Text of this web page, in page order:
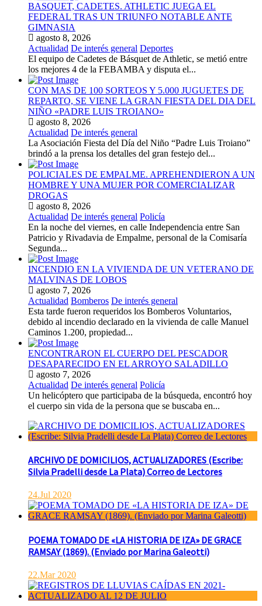
BASQUET, CADETES. ATHLETIC JUEGA EL
FEDERAL TRAS UN TRIUNFO NOTABLE ANTE
GIMNASIA
agosto 8, 2026
Actualidad De interés general Deportes
El equipo de Cadetes de Básquet de Athletic, se metió entre
los mejores 4 de la FEBAMBA y disputa el...
CON MAS DE 100 SORTEOS Y 5.000 JUGUETES DE
REPARTO, SE VIENE LA GRAN FIESTA DEL DIA DEL
NIÑO «PADRE LUIS TROIANO»
agosto 8, 2026
Actualidad De interés general
La Asociación Fiesta del Día del Niño “Padre Luis Troiano”
brindó a la prensa los detalles del gran festejo del...
POLICIALES DE EMPALME. APREHENDIERON A UN
HOMBRE Y UNA MUJER POR COMERCIALIZAR
DROGAS
agosto 8, 2026
Actualidad De interés general Policía
En la noche del viernes, en calle Independencia entre San
Patricio y Rivadavia de Empalme, personal de la Comisaría
Segunda...
INCENDIO EN LA VIVIENDA DE UN VETERANO DE
MALVINAS DE LOBOS
agosto 7, 2026
Actualidad Bomberos De interés general
Esta tarde fueron requeridos los Bomberos Voluntarios,
debido al incendio declarado en la vivienda de calle Manuel
Caminos 1.200, propiedad...
ENCONTRARON EL CUERPO DEL PESCADOR
DESAPARECIDO EN EL ARROYO SALADILLO
agosto 7, 2026
Actualidad De interés general Policía
Un helicóptero que participaba de la búsqueda, encontró hoy
el cuerpo sin vida de la persona que se buscaba en...
ARCHIVO DE DOMICILIOS, ACTUALIZADORES (Escribe:
Silvia Pradelli desde La Plata) Correo de Lectores
24.Jul 2020
POEMA TOMADO DE «LA HISTORIA DE IZA» DE GRACE
RAMSAY (1869). (Enviado por Marina Galeotti)
22.Mar 2020